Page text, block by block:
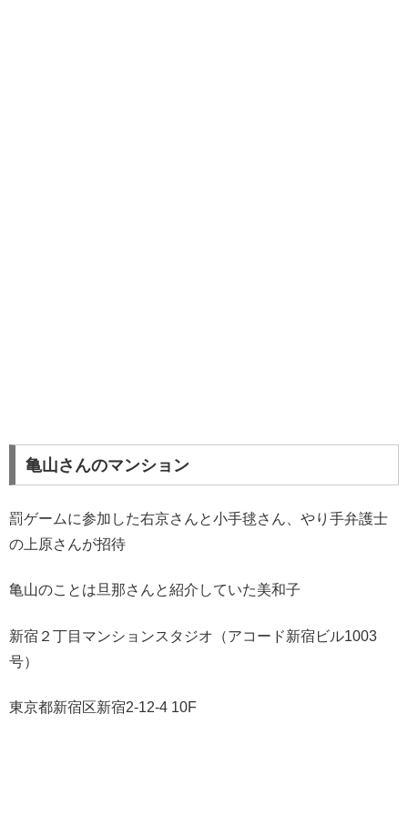
亀山さんのマンション
罰ゲームに参加した右京さんと小手毬さん、やり手弁護士
の上原さんが招待
亀山のことは旦那さんと紹介していた美和子
新宿２丁目マンションスタジオ（アコード新宿ビル1003
号）
東京都新宿区新宿2-12-4 10F